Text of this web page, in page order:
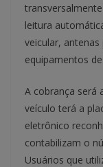
leitura
veicular,
equipamentos
A cobrança será
veículo terá a
eletrônico
contabilizam o
Usuários que